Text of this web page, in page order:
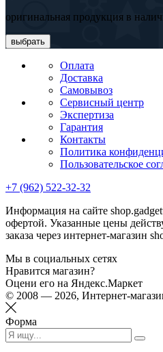
оригинальная продукция в
выбрать
Оплата
Доставка
Самовывоз
Сервисный центр
Экспертиза
Гарантия
Контакты
Политика
Пользовательское
+7 (962) 522-32-32
Информация на сайте
офертой. Указанные цены
заказа через интернет-магазин
Мы в социальных сетях
Нравится магазин?
Оцени его на Яндекс.Маркет
© 2008 — 2026, Интернет-
Форма